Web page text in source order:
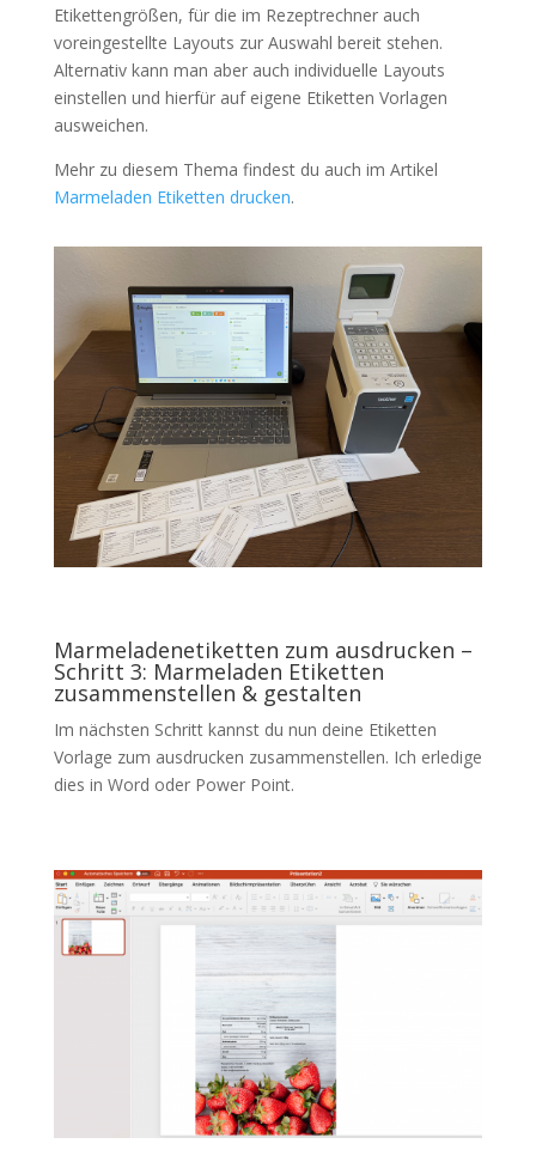
Etikettengrößen, für die im Rezeptrechner auch
voreingestellte Layouts zur Auswahl bereit stehen.
Alternativ kann man aber auch individuelle Layouts
einstellen und hierfür auf eigene Etiketten Vorlagen
ausweichen.
Mehr zu diesem Thema findest du auch im Artikel
Marmeladen Etiketten drucken.
Marmeladenetiketten zum ausdrucken –
Schritt 3: Marmeladen Etiketten
zusammenstellen & gestalten
Im nächsten Schritt kannst du nun deine Etiketten
Vorlage zum ausdrucken zusammenstellen. Ich erledige
dies in Word oder Power Point.